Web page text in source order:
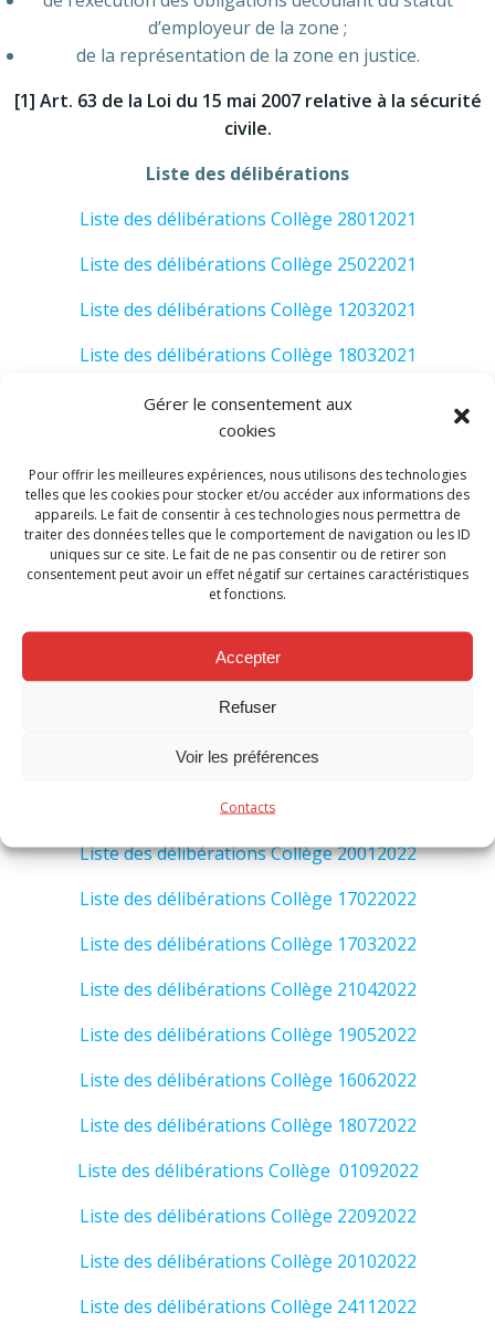
Gérer le consentement aux
cookies
Pour offrir les meilleures expériences, nous utilisons des technologies
telles que les cookies pour stocker et/ou accéder aux informations des
appareils. Le fait de consentir à ces technologies nous permettra de
traiter des données telles que le comportement de navigation ou les ID
uniques sur ce site. Le fait de ne pas consentir ou de retirer son
consentement peut avoir un effet négatif sur certaines caractéristiques
et fonctions.
Accepter
Refuser
Voir les préférences
Contacts
d’employeur de la zone ;
de la représentation de la zone en justice.
[1] Art. 63 de la Loi du 15 mai 2007 relative à la sécurité
civile.
Liste des délibérations
Liste des délibérations Collège 28012021
Liste des délibérations Collège 25022021
Liste des délibérations Collège 12032021
Liste des délibérations Collège 18032021
Liste des délibérations Collège 22042021
Liste des délibérations Collège 22062021
Liste des délibérations Collège 12072021
Liste des délibérations Collège 29072021
Liste des délibérations Collège 26082021
Liste des délibérations Collège 23092021
Liste des délibérations Collège 21102021
Liste des délibérations Collège 18112021
Liste des délibérations Collège 16122021
Liste des délibérations Collège 20012022
Liste des délibérations Collège 17022022
Liste des délibérations Collège 17032022
Liste des délibérations Collège 21042022
Liste des délibérations Collège 19052022
Liste des délibérations Collège 16062022
Liste des délibérations Collège 18072022
Liste des délibérations Collège 01092022
Liste des délibérations Collège 22092022
Liste des délibérations Collège 20102022
Liste des délibérations Collège 24112022